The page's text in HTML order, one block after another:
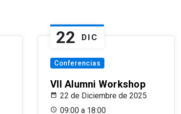
22 DIC
Conferencias
VII Alumni Workshop
22 de Diciembre de 2025
09:00 a 18:00